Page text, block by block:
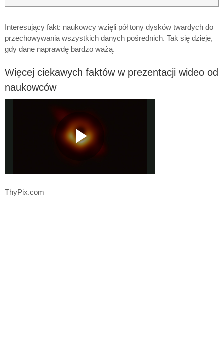
Interesujący fakt: naukowcy wzięli pół tony dysków twardych do
przechowywania wszystkich danych pośrednich. Tak się dzieje,
gdy dane naprawdę bardzo ważą.
Więcej ciekawych faktów w prezentacji wideo od
naukowców
ThyPix.com